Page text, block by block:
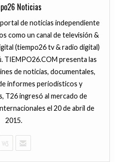
Noticias
de noticias independiente
como un canal de televisión &
(tiempo26 tv & radio digital)
TIEMPO26.COM presenta las
de noticias, documentales,
informes periodísticos y
T26 ingresó al mercado de
el 20 de abril de
2015.